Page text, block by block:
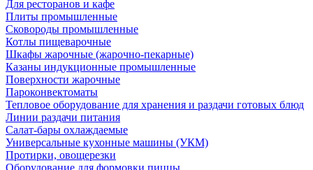
Для ресторанов и кафе
Плиты промышленные
Сковороды промышленные
Котлы пищеварочные
Шкафы жарочные (жарочно-пекарные)
Казаны индукционные промышленные
Поверхности жарочные
Пароконвектоматы
Тепловое оборудование для хранения и раздачи готовых блюд
Линии раздачи питания
Салат-бары охлаждаемые
Универсальные кухонные машины (УКМ)
Протирки, овощерезки
Оборудование для формовки пиццы